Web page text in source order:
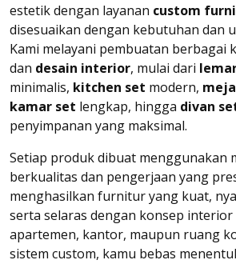
estetik dengan layanan custom
disesuaikan dengan kebutuhan dan
Kami melayani pembuatan
dan desain interior, mulai dari
minimalis, kitchen set modern,
kamar set lengkap, hingga divan
penyimpanan yang maksimal.
Setiap produk dibuat menggunakan
berkualitas dan pengerjaan yang
menghasilkan furnitur yang kuat,
serta selaras dengan konsep interior
apartemen, kantor, maupun ruang
sistem custom, kamu bebas